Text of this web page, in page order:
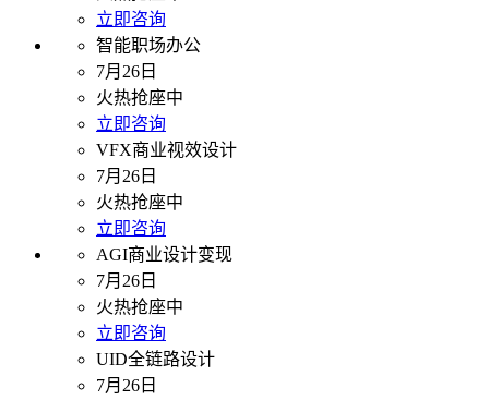
立即咨询
智能职场办公
7月26日
火热抢座中
立即咨询
VFX商业视效设计
7月26日
火热抢座中
立即咨询
AGI商业设计变现
7月26日
火热抢座中
立即咨询
UID全链路设计
7月26日